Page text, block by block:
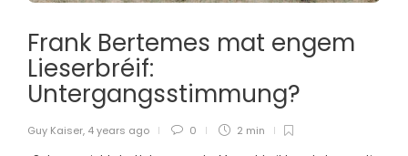
Frank Bertemes mat engem
Lieserbréif:
Untergangsstimmung?
Guy Kaiser, 4 years ago 0 2 min